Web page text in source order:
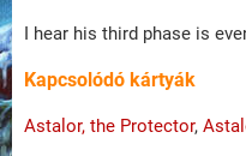
I hear his third phase is
Kapcsolódó kártyák
Astalor, the Protector,